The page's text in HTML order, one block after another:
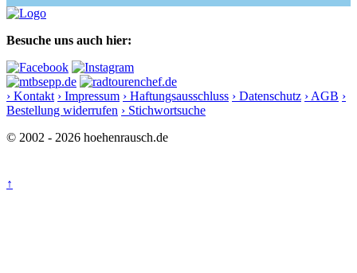
Besuche uns auch hier:
› Kontakt › Impressum › Haftungsausschluss › Datenschutz › AGB ›
Bestellung widerrufen › Stichwortsuche
© 2002 - 2026 hoehenrausch.de
↑